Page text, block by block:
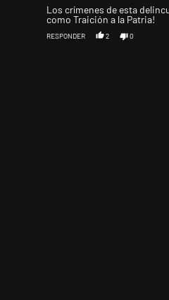
Los crímenes de esta
como Traición a la Patria!
RESPONDER 2 0